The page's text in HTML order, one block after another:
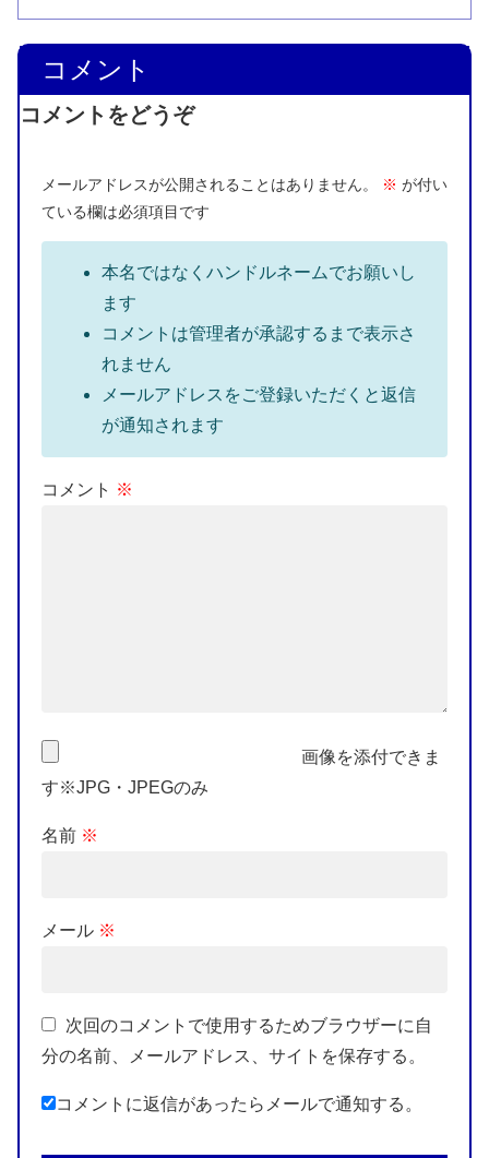
コメント
コメントをどうぞ
メールアドレスが公開されることはありません。 ※ が付い
ている欄は必須項目です
本名ではなくハンドルネームでお願いし
ます
コメントは管理者が承認するまで表示さ
れません
メールアドレスをご登録いただくと返信
が通知されます
コメント ※
画像を添付できま
す※JPG・JPEGのみ
名前 ※
メール ※
次回のコメントで使用するためブラウザーに自
分の名前、メールアドレス、サイトを保存する。
コメントに返信があったらメールで通知する。